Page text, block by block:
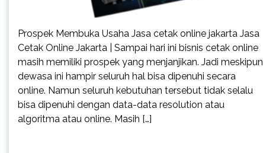
Prospek Membuka Usaha Jasa cetak online jakarta Jasa
Cetak Online Jakarta | Sampai hari ini bisnis cetak online
masih memiliki prospek yang menjanjikan. Jadi meskipun
dewasa ini hampir seluruh hal bisa dipenuhi secara
online. Namun seluruh kebutuhan tersebut tidak selalu
bisa dipenuhi dengan data-data resolution atau
algoritma atau online. Masih […]